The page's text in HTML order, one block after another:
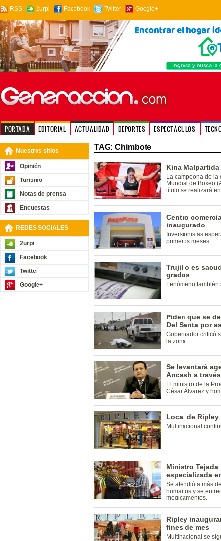
RSS 2urpi Facebook Twitter Google+
PORTADA EDITORIAL ACTUALIDAD DEPORTES ESPECTÁCULOS
Nuestros sitios
Opinión
Turismo
Notas de prensa
Encuestas
REDES SOCIALES
2urpi
Facebook
Twitter
Google+
TAG: Chimbote
Kina
La campeona de la
Mundial de Boxeo
título se realizará
Centro
inaugurado
Inversionistas
primeros meses.
Trujillo es
grados
Fenómeno también
Piden que se
Del Santa por
Gobernador criticó
la zona.
Se levantará
Ancash a
El ministro de la
César Álvarez y
Local de
Multinacional
Ministro Tejada
especializada
Se atendió a más
humanos y se
medicamentos.
Ripley
fines de mes
Multinacional se